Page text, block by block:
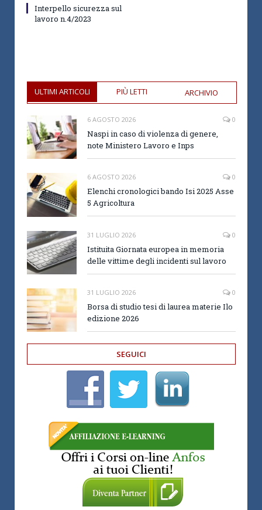
Interpello sicurezza sul
lavoro n.4/2023
ULTIMI ARTICOLI PIÙ LETTI ARCHIVIO
6 AGOSTO 2026 0
Naspi in caso di violenza di genere,
note Ministero Lavoro e Inps
6 AGOSTO 2026 0
Elenchi cronologici bando Isi 2025 Asse
5 Agricoltura
31 LUGLIO 2026 0
Istituita Giornata europea in memoria
delle vittime degli incidenti sul lavoro
31 LUGLIO 2026 0
Borsa di studio tesi di laurea materie Ilo
edizione 2026
SEGUICI